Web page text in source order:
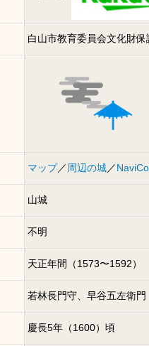
白山市教育委員会文化財保
マップ／周辺の城／
山城
不明
天正年間（1573〜1592）
若林長門守、早谷五左衛門
慶長5年（1600）頃